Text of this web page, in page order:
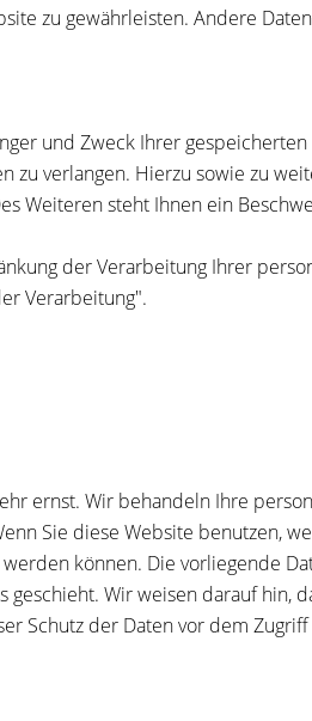
zu gewährleisten. Andere
und Zweck Ihrer
verlangen. Hierzu sowie zu
Weiteren steht Ihnen ein
der Verarbeitung Ihrer
Verarbeitung".
ernst. Wir behandeln Ihre
Sie diese Website benutzen,
können. Die vorliegende
Wir weisen darauf hin,
Schutz der Daten vor dem